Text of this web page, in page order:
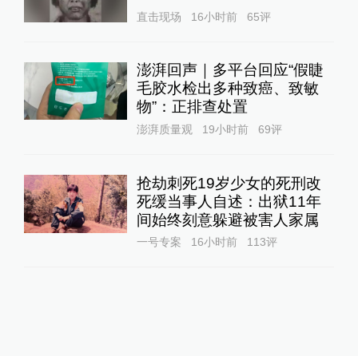
直击现场 16小时前 65评
澎湃回声｜多平台回应“假睫
毛胶水检出多种致癌、致敏
物”：正排查处置
澎湃质量观 19小时前 69评
抢劫刺死19岁少女的死刑改
死缓当事人自述：出狱11年
间始终刻意躲避被害人家属
一号专案 16小时前 113评